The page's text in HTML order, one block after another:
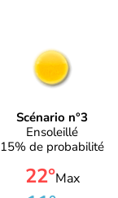
Scénario n°3
Ensoleillé
15% de probabilité
22°Max